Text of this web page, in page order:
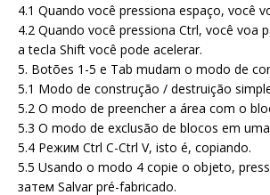
4.1 Quando você pressiona espaço, você
4.2 Quando você pressiona Ctrl, você voa
a tecla Shift você pode acelerar.
5. Botões 1-5 e Tab mudam o modo de
5.1 Modo de construção / destruição
5.2 O modo de preencher a área com o
5.3 O modo de exclusão de blocos em
5.4 Режим Ctrl C-Ctrl V, isto é, copiando.
5.5 Usando o modo 4 copie o objeto,
затем Salvar pré-fabricado.